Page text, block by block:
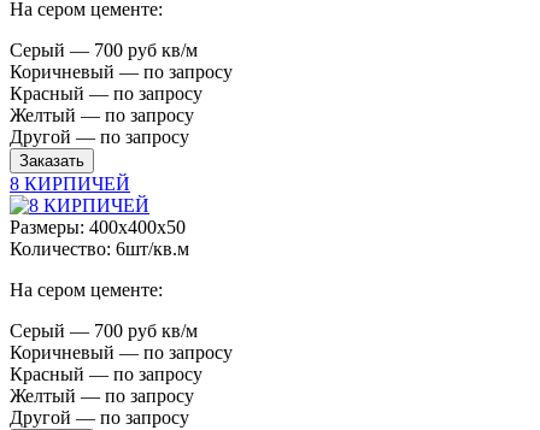
На сером цементе:
Серый — 700 руб кв/м
Коричневый — по запросу
Красный — по запросу
Желтый — по запросу
Другой — по запросу
Заказать
8 КИРПИЧЕЙ
Размеры: 400x400x50
Количество: 6шт/кв.м
На сером цементе:
Серый — 700 руб кв/м
Коричневый — по запросу
Красный — по запросу
Желтый — по запросу
Другой — по запросу